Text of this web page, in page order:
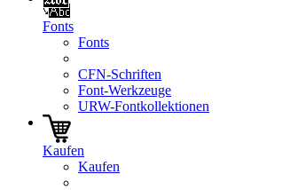
Fonts
Fonts
CFN-Schriften
Font-Werkzeuge
URW-Fontkollektionen
Kaufen
Kaufen